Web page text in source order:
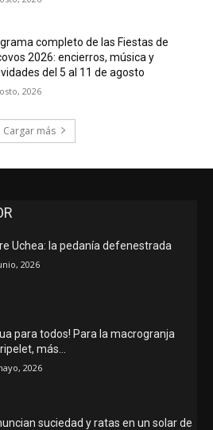
completo de las Fiestas de
2026: encierros, música y
del 5 al 11 de agosto
2026
Cargar más
Uchea: la pedanía defenestrada
2026
para todos! Para la macrogranja
más…
2026
suciedad y ratas en un solar de